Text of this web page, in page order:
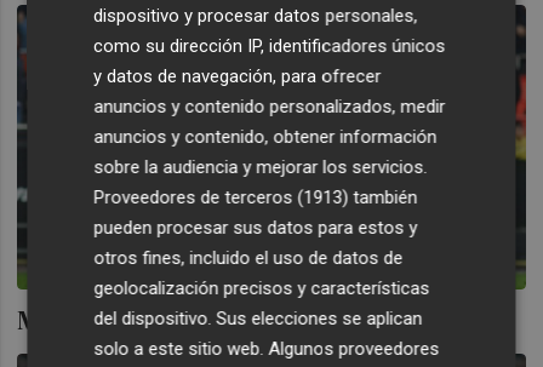
Mejorar el Valencia desde la defensa
dispositivo y procesar datos personales,
como su dirección IP, identificadores únicos
y datos de navegación, para ofrecer
anuncios y contenido personalizados, medir
anuncios y contenido, obtener información
sobre la audiencia y mejorar los servicios.
Proveedores de terceros (1913) también
pueden procesar sus datos para estos y
otros fines, incluido el uso de datos de
geolocalización precisos y características
del dispositivo. Sus elecciones se aplican
solo a este sitio web. Algunos proveedores